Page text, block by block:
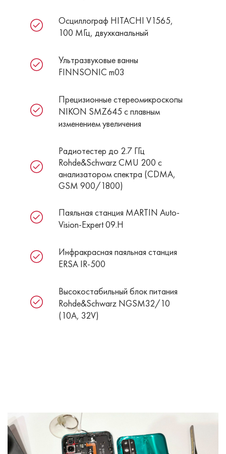
Осциллограф HITACHI V1565,
100 МГц, двухканальный
Ультразвуковые ванны
FINNSONIC m03
Прецизионные стереомикроскопы
NIKON SMZ645 c плавным
изменением увеличения
Радиотестер до 2.7 ГГц
Rohde&Schwarz CMU 200 с
анализатором спектра (CDMA,
GSM 900/1800)
Паяльная станция MARTIN Auto-
Vision-Expert 09.H
Инфракрасная паяльная станция
ERSA IR-500
Высокостабильный блок питания
Rohde&Schwarz NGSM32/10
(10А, 32V)